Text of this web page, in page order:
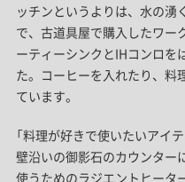
ッチンというよりは、水の湧
で、古道具屋で購入したワー
ーティーシンクとIHコンロを
た。コーヒーを入れたり、料
ています。
「料理が好きで使いたいアイ
壁沿いの御影石のカウンター
使うためのラジエントヒータ